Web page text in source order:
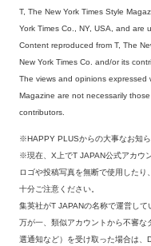
T, The New York Times Style
York Times Co., NY, USA, and are
Content reproduced from T, The
New York Times Co. and/or its
The views and opinions expressed
Magazine are not necessarily
contributors.
※HAPPY PLUSからの大事なお知
※現在、X上でT JAPAN公式アカウ
ロゴや投稿写真を無断で使用した
十分ご注意ください。
集英社がT JAPANの名称で運営し
万が一、類似アカウントから不審な
選通知など）を受け取った場合は、